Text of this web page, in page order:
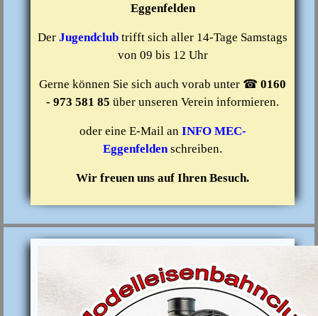
Eggenfelden
Der Jugendclub trifft sich aller 14-Tage Samstags
von 09 bis 12 Uhr
Gerne können Sie sich auch vorab unter ☎ 0160
- 973 581 85 über unseren Verein informieren.
oder eine E-Mail an INFO MEC-
Eggenfeldenschreiben.
Wir freuen uns auf Ihren Besuch.